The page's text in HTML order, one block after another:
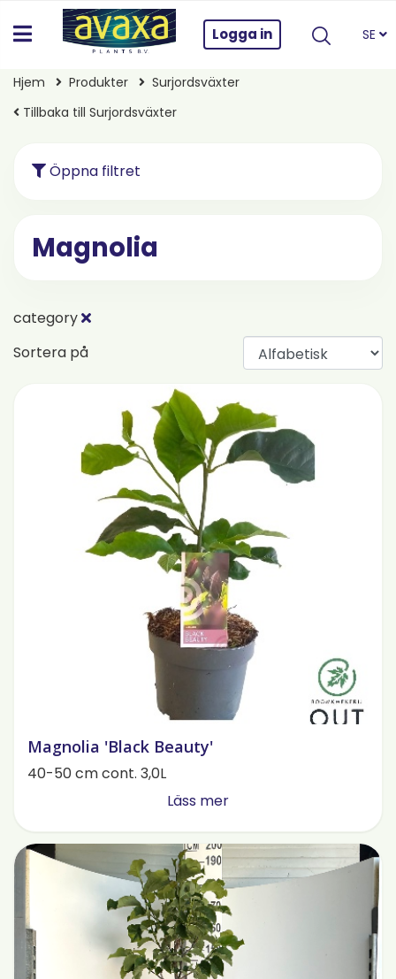
Logga in SE
Hjem Produkter
Surjordsväxter
Tillbaka till Surjordsväxter
Öppna filtret
Magnolia
category
Sortera på
Magnolia 'Black Beauty'
40-50 cm cont. 3,0L
Läss mer